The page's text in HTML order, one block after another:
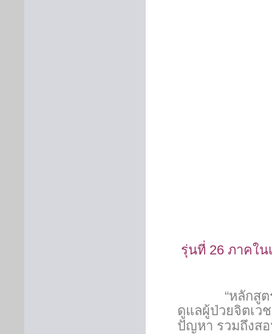
รุ่นที่ 26 ภาคใน
“หลักสู
ดูแลผู้ป่วยจิตเว
ปัญหา รวมถึงส